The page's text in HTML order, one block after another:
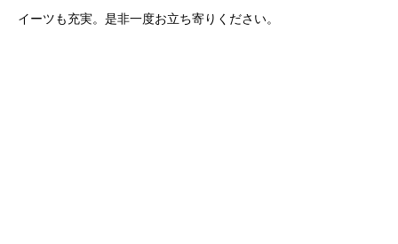
イーツも充実。是非一度お立ち寄りください。